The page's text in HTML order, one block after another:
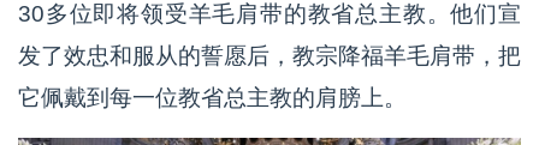
30多位即将领受羊毛肩带的教省总主教。他们宣
发了效忠和服从的誓愿后，教宗降福羊毛肩带，把
它佩戴到每一位教省总主教的肩膀上。